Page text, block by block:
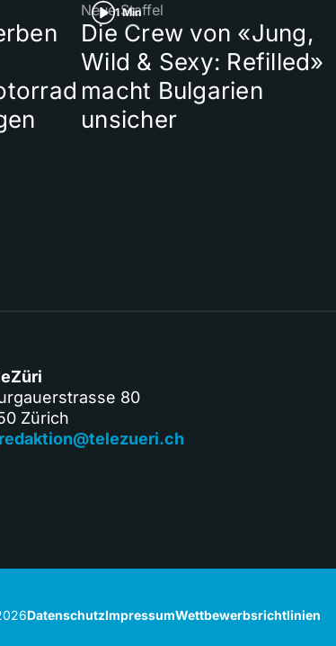
1 Min
Neue Staffel
Die Crew von «Jung,
Wild & Sexy: Refilled»
macht Bulgarien
unsicher
80
Zürich
redaktion@telezueri.ch
DatenschutzImpressumWettbewerbsrichtlinien